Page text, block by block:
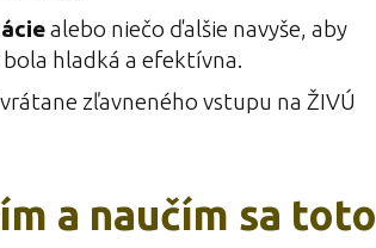
alebo niečo ďalšie navyše, aby
hladká a efektívna.
vrátane zľavneného vstupu na ŽIVÚ
a naučím sa toto